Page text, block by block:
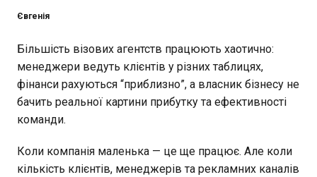
Євгенія
Більшість візових агентств працюють хаотично:
менеджери ведуть клієнтів у різних таблицях,
фінанси рахуються “приблизно”, а власник бізнесу не
бачить реальної картини прибутку та ефективності
команди.
Коли компанія маленька — це ще працює. Але коли
кількість клієнтів, менеджерів та рекламних каналів